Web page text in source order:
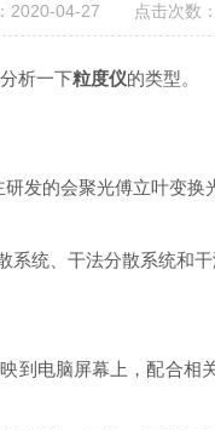
2020-04-27 点击次数
析一下粒度仪的类型。
的会聚光傅立叶变换
统、干法分散系统和干
脑屏幕上，配合相